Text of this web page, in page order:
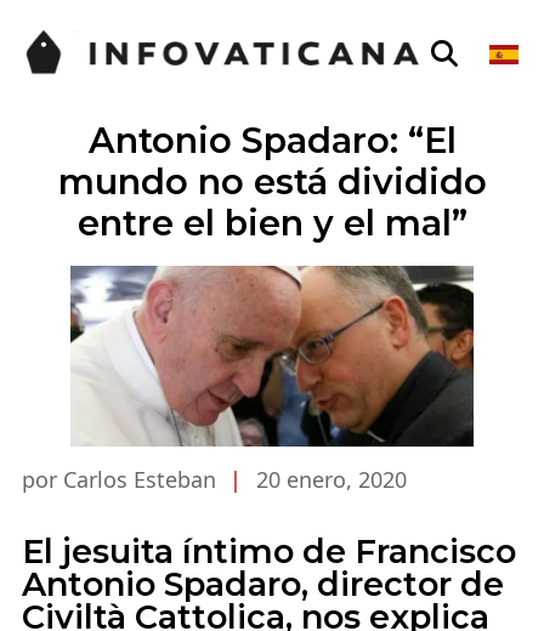
Antonio Spadaro: “El
mundo no está dividido
entre el bien y el mal”
por Carlos Esteban | 20 enero, 2020
El jesuita íntimo de Francisco
Antonio Spadaro, director de
Civiltà Cattolica, nos explica